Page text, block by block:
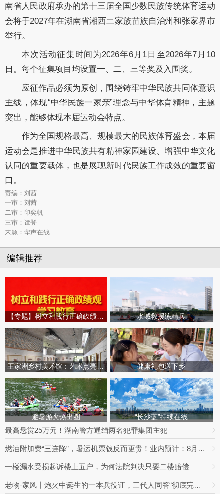
南省人民政府承办的第十三届全国少数民族传统体育运动
会将于2027年在湖南省湘西土家族苗族自治州和张家界市
举行。
本次活动征集时间为2026年6月1日至2026年7月10
日。每个征集项目均设置一、二、三等奖及入围奖。
应征作品必须为原创，围绕铸牢中华民族共同体意识
主线，体现“中华民族一家亲”理念与中华体育精神，主题
突出，能够体现本届运动会特点。
作为全国规格最高、规模最大的民族体育盛会，本届
运动会是推进中华民族共有精神家园建设、增强中华文化
认同的重要载体，也是展现新时代民族工作成效的重要窗
口。
责编：刘茜
一审：刘茜
二审：印奕帆
三审：谭登
来源：华声在线
编辑推荐
水域救援练精兵
王家洲乡村美术馆：艺术点亮田园乡村 健康礼包送下乡
避暑游火热出圈 “长沙蓝”持续在线
最高悬赏25万元！湖南警方通缉两名犯罪集团主犯
燃油附加费“三连降”，暑运机票钱反而更贵！业内预计：8月下旬将迎回落拐点
一楼漏水受损起诉楼上五户，为何法院判决只要二楼赔偿
老物·家风丨炮火中诞生的一本兵役证，三代人同答“彻底完成任务”